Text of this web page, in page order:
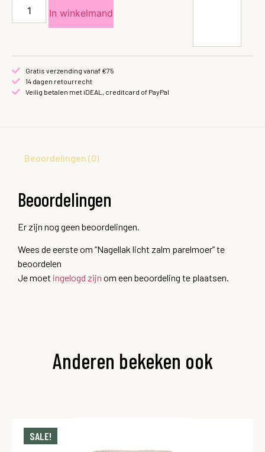
In winkelmand
Gratis verzending vanaf €75
14 dagen retourrecht
Veilig betalen met iDEAL, creditcard of PayPal
Beoordelingen (0)
Beoordelingen
Er zijn nog geen beoordelingen.
Wees de eerste om “Nagellak licht zalm parelmoer” te
beoordelen
Je moet ingelogd zijn om een beoordeling te plaatsen.
Anderen bekeken ook
SALE!